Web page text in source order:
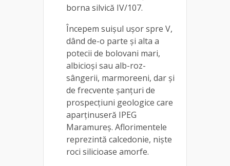
borna silvică IV/107.
Începem suișul uşor spre V,
dând de-o parte şi alta a
potecii de bolovani mari,
albicioşi sau alb-roz-
sângerii, marmoreeni, dar şi
de frecvente şanţuri de
prospecţiuni geologice care
aparținuseră IPEG
Maramureş. Aflorimentele
reprezintă calcedonie, nişte
roci silicioase amorfe.